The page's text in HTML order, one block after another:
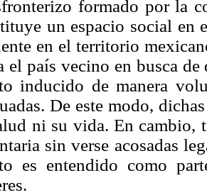
formado por la
un espacio social en
en el territorio
el país vecino en busca
inducido de manera
De este modo,
ni su vida. En cambio,
sin verse acosadas
es entendido como